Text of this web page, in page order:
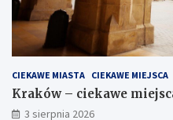
CIEKAWE MIASTA CIEKAWE MIEJSCA
Kraków – ciekawe
3 sierpnia 2026